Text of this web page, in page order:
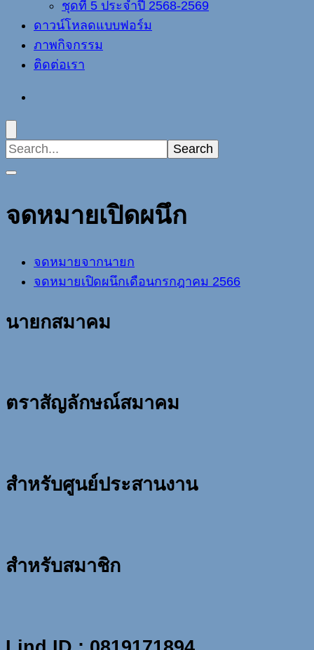
ชุดที่ 5 ประจำปี 2568-2569
ดาวน์โหลดแบบฟอร์ม
ภาพกิจกรรม
ติดต่อเรา
Search
for:
จดหมายเปิดผนึก
จดหมายจากนายก
จดหมายเปิดผนึกเดือนกรกฎาคม 2566
นายกสมาคม
ตราสัญลักษณ์สมาคม
สำหรับศูนย์ประสานงาน
สำหรับสมาชิก